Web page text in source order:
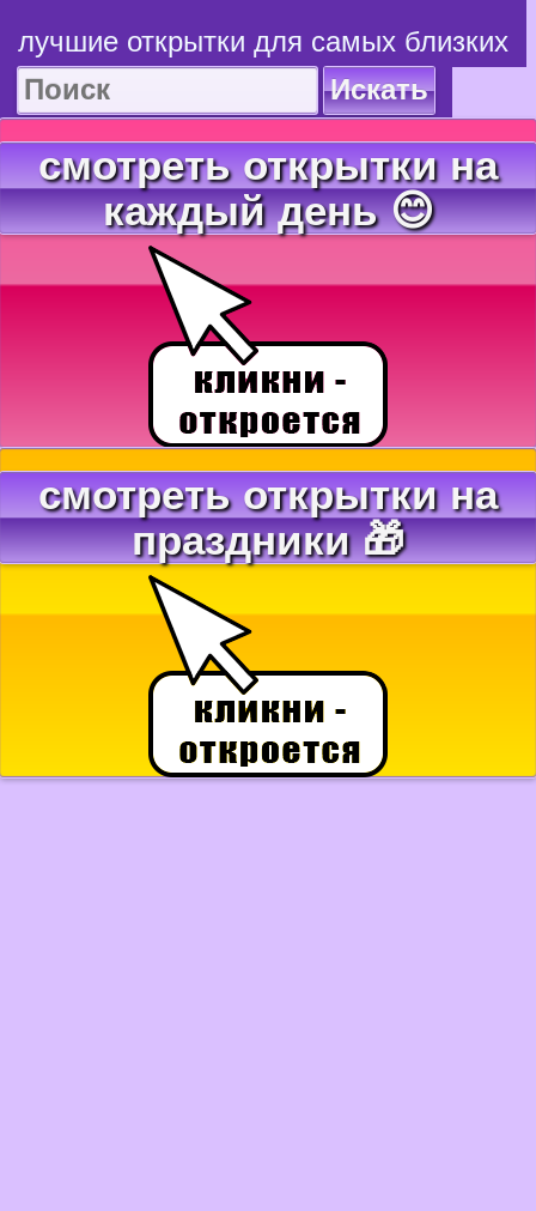
лучшие открытки для самых близких
Искать
смотреть открытки на
каждый день 😊
смотреть открытки на
праздники 🎁